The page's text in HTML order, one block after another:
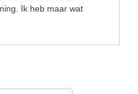
Ik heb maar wat